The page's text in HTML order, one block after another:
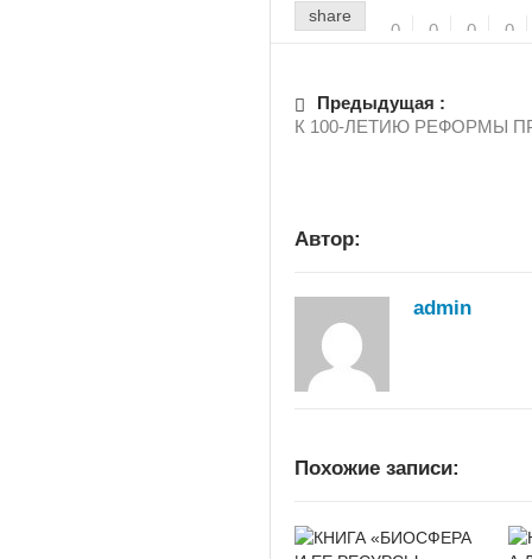
share
0 0 0 0
Предыдущая :
К 100-ЛЕТИЮ РЕФОРМЫ
Автор:
admin
Похожие записи: